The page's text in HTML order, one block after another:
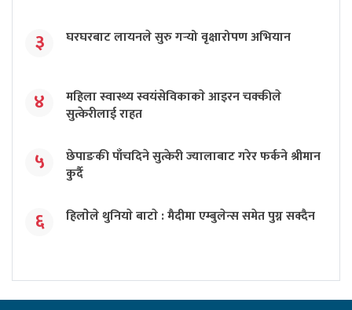
३ घरघरबाट लायनले सुरु गर्‍यो वृक्षारोपण अभियान
४
महिला स्वास्थ्य स्वयंसेविकाकाे आइरन चक्कीले
सुत्केरीलाई राहत
५
छेपाङकी पाँचदिने सुत्केरी ज्यालाबाट गरेर फर्कने श्रीमान
कुर्दै
६ हिलाेेले थुनियाे बाटाे : मैदीमा एम्बुलेन्स समेत पुग्न सक्दैन